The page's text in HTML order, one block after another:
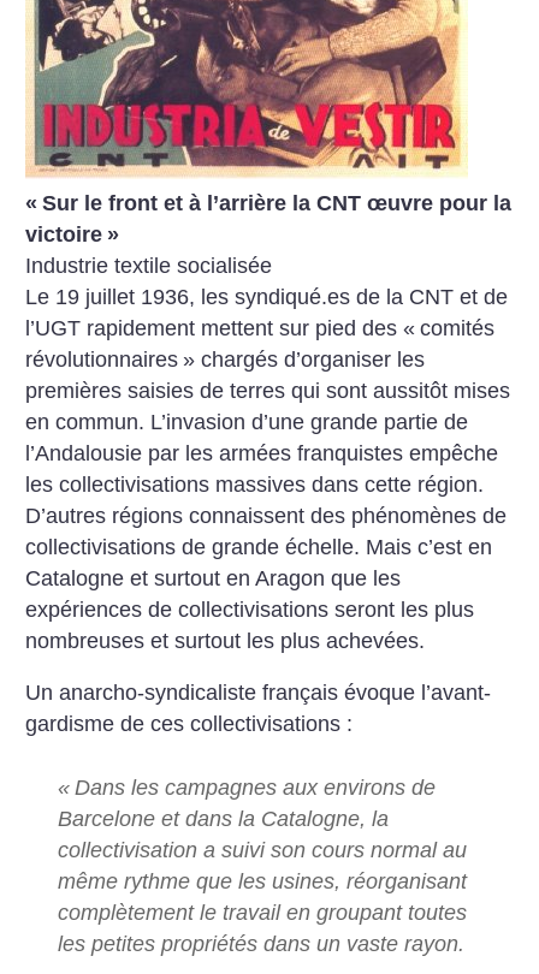
« Sur le front et à l’arrière la CNT œuvre pour la
victoire »
Industrie textile socialisée
Le 19 juillet 1936, les syndiqué.es de la CNT et de
l’UGT rapidement mettent sur pied des « comités
révolutionnaires » chargés d’organiser les
premières saisies de terres qui sont aussitôt mises
en commun. L’invasion d’une grande partie de
l’Andalousie par les armées franquistes empêche
les collectivisations massives dans cette région.
D’autres régions connaissent des phénomènes de
collectivisations de grande échelle. Mais c’est en
Catalogne et surtout en Aragon que les
expériences de collectivisations seront les plus
nombreuses et surtout les plus achevées.
Un anarcho-syndicaliste français évoque l’avant-
gardisme de ces collectivisations :
« Dans les campagnes aux environs de
Barcelone et dans la Catalogne, la
collectivisation a suivi son cours normal au
même rythme que les usines, réorganisant
complètement le travail en groupant toutes
les petites propriétés dans un vaste rayon.